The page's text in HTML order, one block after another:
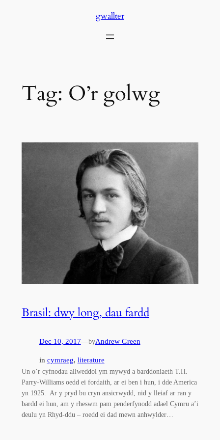
gwallter
Tag: O’r golwg
Brasil: dwy long, dau fardd
Dec 10, 2017—byAndrew Green
in cymraeg, literature
Un o’r cyfnodau allweddol ym mywyd a barddoniaeth T.H.
Parry-Williams oedd ei fordaith, ar ei ben i hun, i dde America
yn 1925. Ar y pryd bu cryn ansicrwydd, nid y lleiaf ar ran y
bardd ei hun, am y rheswm pam penderfynodd adael Cymru a’i
deulu yn Rhyd-ddu – roedd ei dad mewn anhwylder…